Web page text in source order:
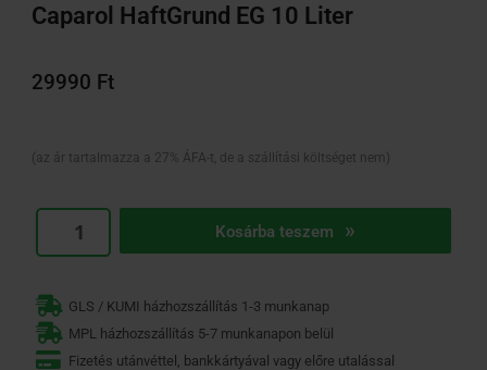
Caparol HaftGrund EG 10 Liter
29990 Ft
(az ár tartalmazza a 27% ÁFA-t, de a szállítási költséget nem)
Caparol
HaftGrund
Liter
mennyiség
Kosárba teszem
GLS / KUMI házhozszállítás 1-3 munkanap
MPL házhozszállítás 5-7 munkanapon belül
Fizetés utánvéttel, bankkártyával vagy előre utalással